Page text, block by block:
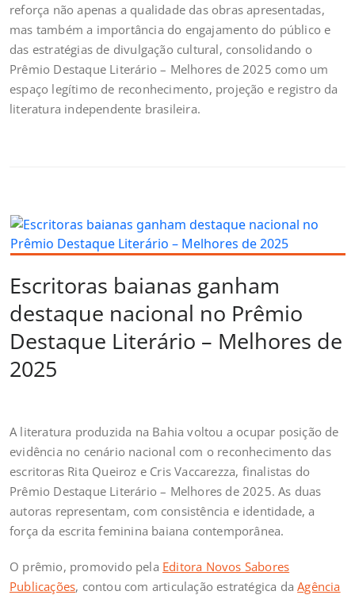
reforça não apenas a qualidade das obras apresentadas,
mas também a importância do engajamento do público e
das estratégias de divulgação cultural, consolidando o
Prêmio Destaque Literário – Melhores de 2025 como um
espaço legítimo de reconhecimento, projeção e registro da
literatura independente brasileira.
Escritoras baianas ganham
destaque nacional no Prêmio
Destaque Literário – Melhores de
2025
A literatura produzida na Bahia voltou a ocupar posição de
evidência no cenário nacional com o reconhecimento das
escritoras Rita Queiroz e Cris Vaccarezza, finalistas do
Prêmio Destaque Literário – Melhores de 2025. As duas
autoras representam, com consistência e identidade, a
força da escrita feminina baiana contemporânea.
O prêmio, promovido pela Editora Novos Sabores
Publicações, contou com articulação estratégica daAgência